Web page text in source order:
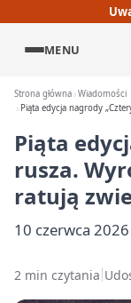
MENU
Strona główna Wiadomości
Piąta edycja nagrody
Piąta
rusza.
ratują
10 czerwca 2026
2 min czytania